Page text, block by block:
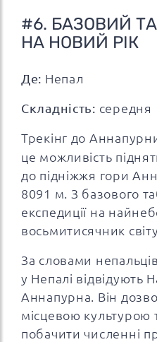
#6. БАЗОВИЙ
НА НОВИЙ РІК
Де: Непал
Складність: середня
Трекінг до
це можливість
до підніжжя гори
8091 м. З базового
експедиції на
восьмитисячник
За словами
у Непалі відвідують
Аннапурна. Він
місцевою культурою
побачити численні